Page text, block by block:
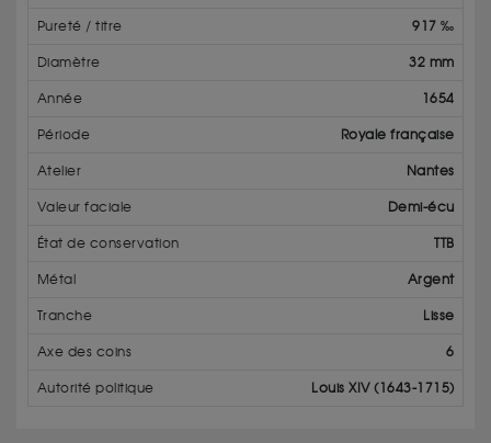
Pureté / titre 917 ‰
Diamètre 32 mm
Année 1654
Période Royale française
Atelier Nantes
Valeur faciale Demi-écu
État de conservation TTB
Métal Argent
Tranche Lisse
Axe des coins 6
Autorité politique Louis XIV (1643-1715)